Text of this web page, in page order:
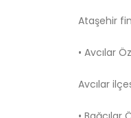
Ataşehir
• Avcılar
Avcılar